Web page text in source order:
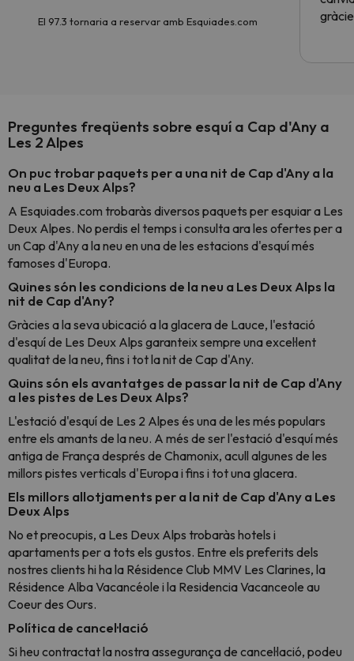
El 97.3 tornaria a reservar amb Esquiades.com
Preguntes freqüents sobre esquí a Cap d'Any a
Les 2 Alpes
On puc trobar paquets per a una nit de Cap d'Any a la
neu a Les Deux Alps?
A Esquiades.com trobaràs diversos paquets per esquiar a Les
Deux Alpes. No perdis el temps i consulta ara les ofertes per a
un Cap d'Any a la neu en una de les estacions d'esquí més
famoses d'Europa.
Quines són les condicions de la neu a Les Deux Alps la
nit de Cap d'Any?
Gràcies a la seva ubicació a la glacera de Lauce, l'estació
d'esquí de Les Deux Alps garanteix sempre una excel·lent
qualitat de la neu, fins i tot la nit de Cap d'Any.
Quins són els avantatges de passar la nit de Cap d'Any
a les pistes de Les Deux Alps?
L'estació d'esquí de Les 2 Alpes és una de les més populars
entre els amants de la neu. A més de ser l'estació d'esquí més
antiga de França després de Chamonix, acull algunes de les
millors pistes verticals d'Europa i fins i tot una glacera.
Els millors allotjaments per a la nit de Cap d'Any a Les
Deux Alps
No et preocupis, a Les Deux Alps trobaràs hotels i
apartaments per a tots els gustos. Entre els preferits dels
nostres clients hi ha la Résidence Club MMV Les Clarines, la
Résidence Alba Vacancéole i la Residencia Vacanceole au
Coeur des Ours.
Política de cancel·lació
Si heu contractat la nostra assegurança de cancel·lació, podeu